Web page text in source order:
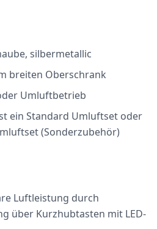
silbermetallic
breiten Oberschrank
Umluftbetrieb
ein Standard Umluftset oder
(Sonderzubehör)
Luftleistung durch
über Kurzhubtasten mit LED-